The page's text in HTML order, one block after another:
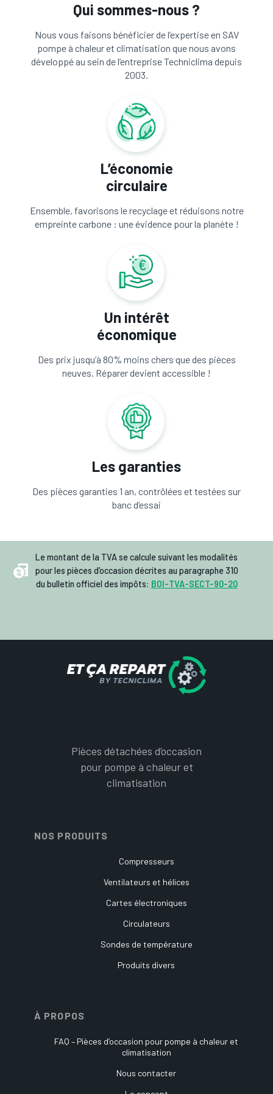
Qui sommes-nous ?
Nous vous faisons bénéficier de l’expertise en SAV
pompe à chaleur et climatisation que nous avons
développé au sein de l’entreprise Techniclima depuis
2003.
L’économie
circulaire
Ensemble, favorisons le recyclage et réduisons notre
empreinte carbone : une évidence pour la planète !
Un intérêt
économique
Des prix jusqu’à 80% moins chers que des pièces
neuves. Réparer devient accessible !
Les garanties
Des pièces garanties 1 an, contrôlées et testées sur
banc d’essai
Le montant de la TVA se calcule suivant les modalités
pour les pièces d’occasion décrites au paragraphe 310
du bulletin officiel des impôts: BOI-TVA-SECT-90-20
Pièces détachées d’occasion
pour pompe à chaleur et
climatisation
NOS PRODUITS
Compresseurs
Ventilateurs et hélices
Cartes électroniques
Circulateurs
Sondes de température
Produits divers
À PROPOS
FAQ – Pièces d’occasion pour pompe à chaleur et
climatisation
Nous contacter